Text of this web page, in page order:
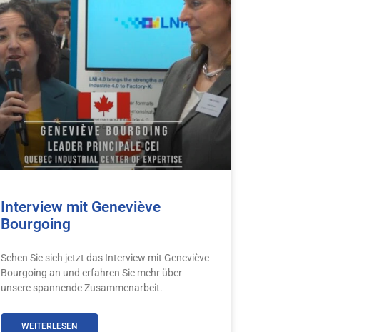
Interview mit Geneviève
Bourgoing
Sehen Sie sich jetzt das Interview mit Geneviève
Bourgoing an und erfahren Sie mehr über
unsere spannende Zusammenarbeit.
WEITERLESEN